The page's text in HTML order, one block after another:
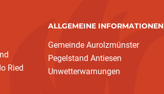
Ried
ALLGEMEINE INFORMATIONEN
Gemeinde Aurolzmünster
Pegelstand Antiesen
Unwetterwarnungen